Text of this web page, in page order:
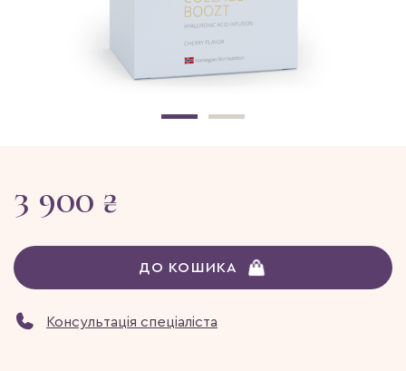
3 900 ₴
ДО КОШИКА
Консультація спеціаліста